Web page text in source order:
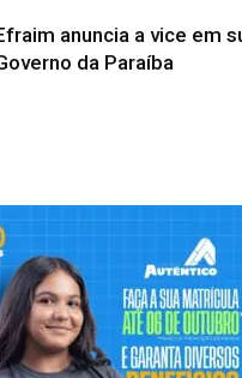
anuncia a vice em
da Paraíba